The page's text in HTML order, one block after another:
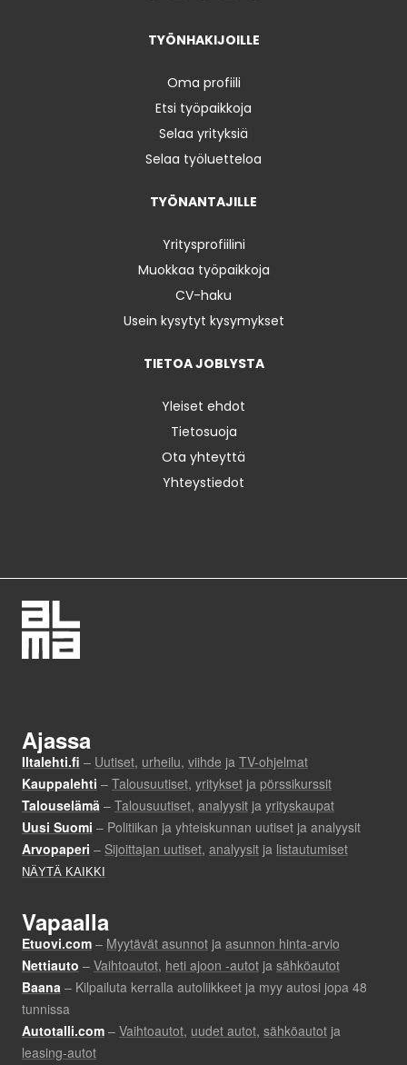
TYÖNHAKIJOILLE
Oma profiili
Etsi työpaikkoja
Selaa yrityksiä
Selaa työluetteloa
TYÖNANTAJILLE
Yritysprofiilini
Muokkaa työpaikkoja
CV-haku
Usein kysytyt kysymykset
TIETOA JOBLYSTA
Yleiset ehdot
Tietosuoja
Ota yhteyttä
Yhteystiedot